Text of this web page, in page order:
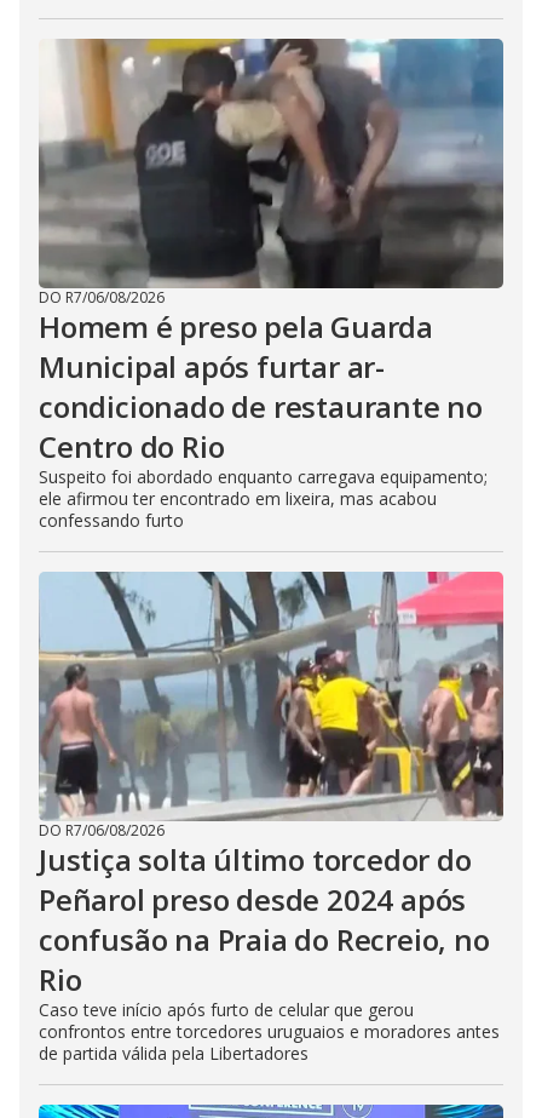
DO R7/06/08/2026
Homem é preso pela Guarda
Municipal após furtar ar-
condicionado de restaurante no
Centro do Rio
Suspeito foi abordado enquanto carregava equipamento;
ele afirmou ter encontrado em lixeira, mas acabou
confessando furto
DO R7/06/08/2026
Justiça solta último torcedor do
Peñarol preso desde 2024 após
confusão na Praia do Recreio, no
Rio
Caso teve início após furto de celular que gerou
confrontos entre torcedores uruguaios e moradores antes
de partida válida pela Libertadores